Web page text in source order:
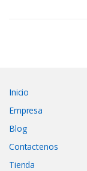
Inicio
Empresa
Blog
Contactenos
Tienda